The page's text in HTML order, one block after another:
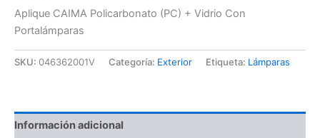
Aplique CAIMA Policarbonato (PC) + Vidrio Con
Portalámparas
SKU: 046362001V Categoría: Exterior Etiqueta: Lámparas
Información adicional